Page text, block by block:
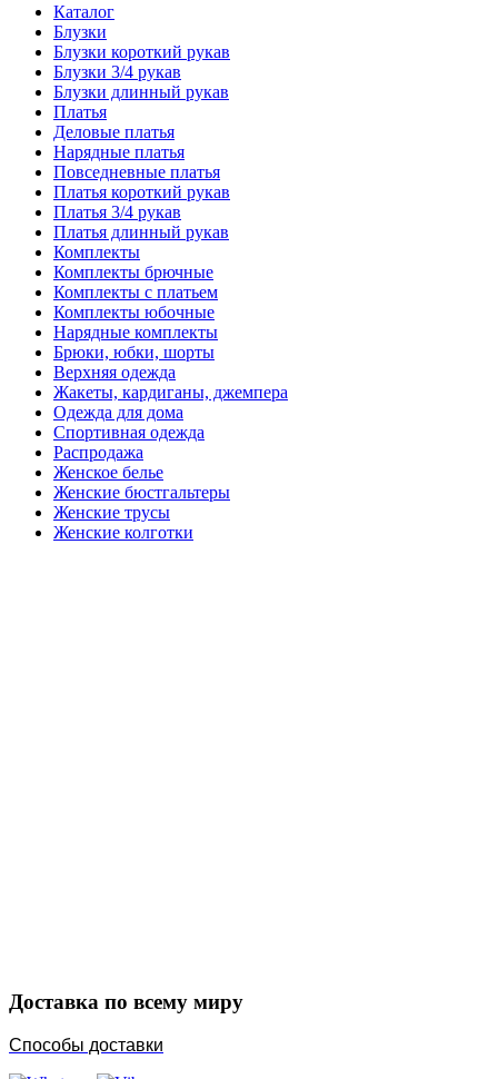
Каталог
Блузки
Блузки короткий рукав
Блузки 3/4 рукав
Блузки длинный рукав
Платья
Деловые платья
Нарядные платья
Повседневные платья
Платья короткий рукав
Платья 3/4 рукав
Платья длинный рукав
Комплекты
Комплекты брючные
Комплекты с платьем
Комплекты юбочные
Нарядные комплекты
Брюки, юбки, шорты
Верхняя одежда
Жакеты, кардиганы, джемпера
Одежда для дома
Спортивная одежда
Распродажа
Женское белье
Женские бюстгальтеры
Женские трусы
Женские колготки
Доставка по всему миру
Способы доставки